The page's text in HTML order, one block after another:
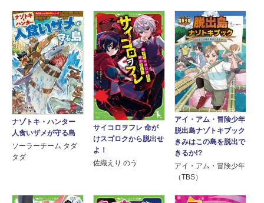
ナゾトキ・ハンター
人食いザメが守る島
ソーラーチーム タダ
タダ
サイコロヲフレ 命が
けスゴロクから脱出せ
よ！
佐織えり のう
アイ・アム・冒険少年
脱出島ナゾトキブック
きみはこの島を脱出で
きるか!?
アイ・アム・冒険少年
（TBS）